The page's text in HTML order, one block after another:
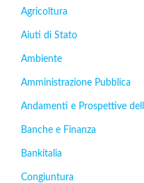
Agricoltura
Aiuti di Stato
Ambiente
Amministrazione Pubblica
Andamenti e Prospettive
Banche e Finanza
Bankitalia
Congiuntura